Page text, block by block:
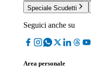
Speciale Scudetti
Seguici anche su
Area personale